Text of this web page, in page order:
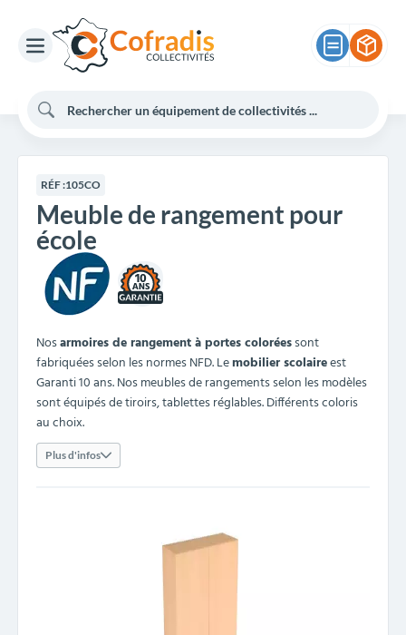
RÉF :105CO
Meuble de rangement pour
école
10
Nosarmoires de rangement à portes coloréessont
fabriquées selon les normes NFD. Lemobilier scolaireest
Garanti 10 ans. Nos meubles de rangements selon les modèles
sont équipés de tiroirs, tablettes réglables. Différents coloris
au choix.
Plus d'infos